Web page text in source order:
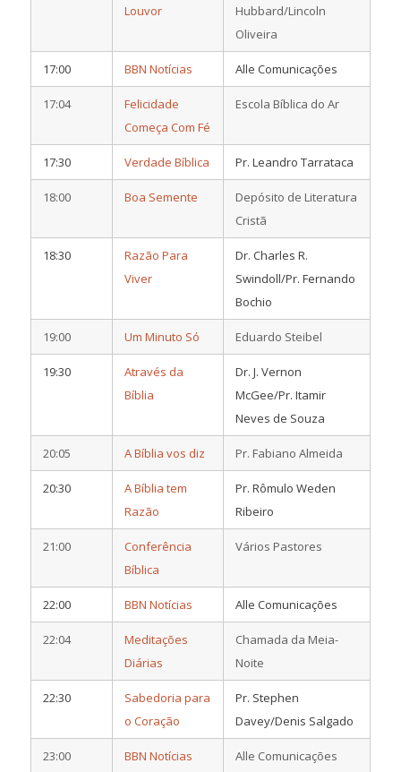
Louvor
Hubbard/Lincoln
Oliveira
17:00 BBN Notícias Alle Comunicações
17:04
Felicidade
Começa Com Fé
Escola Bíblica do Ar
17:30 Verdade Bíblica Pr. Leandro Tarrataca
18:00 Boa Semente
Depósito de Literatura
Cristã
18:30
Razão Para
Viver
Dr. Charles R.
Swindoll/Pr. Fernando
Bochio
19:00 Um Minuto Só Eduardo Steibel
19:30
Através da
Bíblia
Dr. J. Vernon
McGee/Pr. Itamir
Neves de Souza
20:05 A Bíblia vos diz Pr. Fabiano Almeida
20:30
A Bíblia tem
Razão
Pr. Rômulo Weden
Ribeiro
21:00
Conferência
Bíblica
Vários Pastores
22:00 BBN Notícias Alle Comunicações
22:04
Meditações
Diárias
Chamada da Meia-
Noite
22:30
Sabedoria para
o Coração
Pr. Stephen
Davey/Denis Salgado
23:00 BBN Notícias Alle Comunicações